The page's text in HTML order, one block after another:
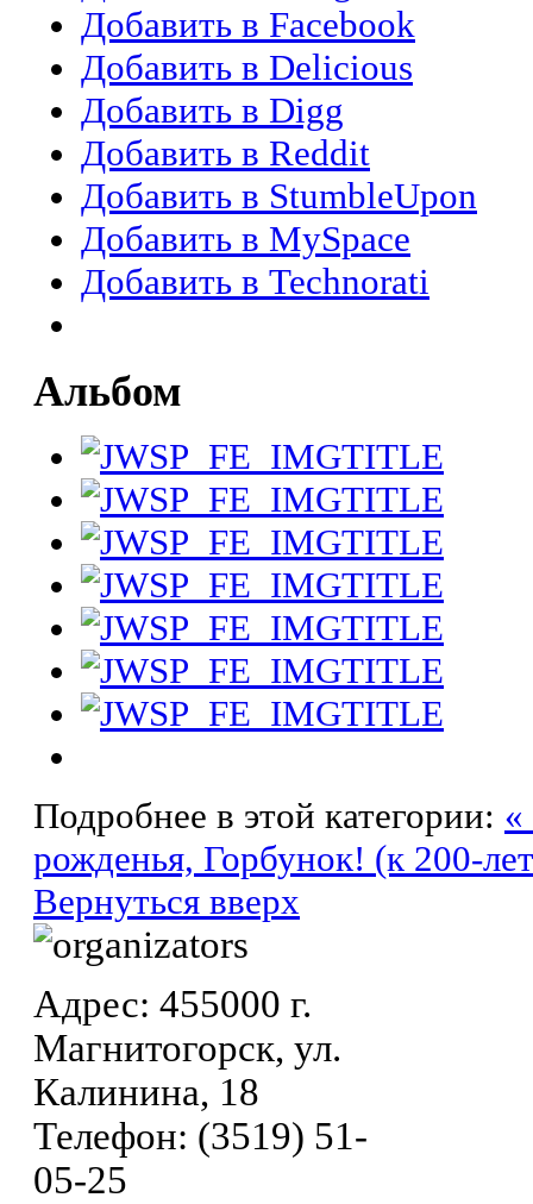
Добавить в Facebook
Добавить в Delicious
Добавить в Digg
Добавить в Reddit
Добавить в StumbleUpon
Добавить в MySpace
Добавить в Technorati
Альбом
Подробнее в этой категории:
рожденья, Горбунок! (к 200-
Вернуться вверх
Адрес: 455000 г.
Магнитогорск, ул.
Калинина, 18
Телефон: (3519) 51-
05-25